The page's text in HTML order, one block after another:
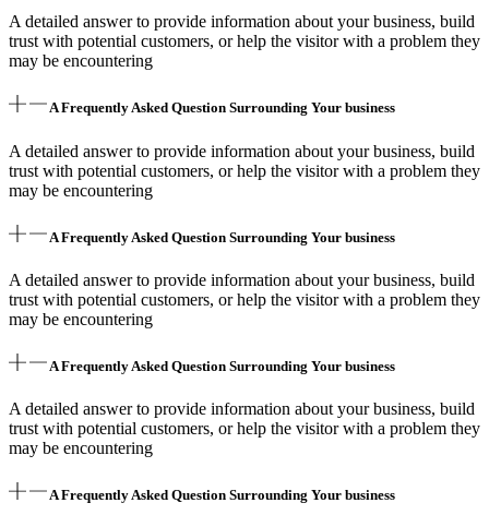
A detailed answer to provide information about your business, build
trust with potential customers, or help the visitor with a problem they
may be encountering
A Frequently Asked Question Surrounding Your business
A detailed answer to provide information about your business, build
trust with potential customers, or help the visitor with a problem they
may be encountering
A Frequently Asked Question Surrounding Your business
A detailed answer to provide information about your business, build
trust with potential customers, or help the visitor with a problem they
may be encountering
A Frequently Asked Question Surrounding Your business
A detailed answer to provide information about your business, build
trust with potential customers, or help the visitor with a problem they
may be encountering
A Frequently Asked Question Surrounding Your business